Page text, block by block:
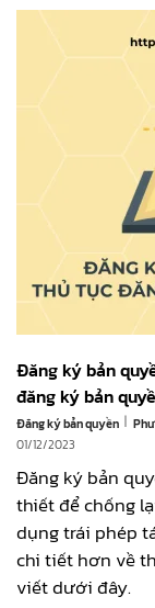
Đăng ký bản
đăng ký bản
Đăng ký bản quyền |
01/12/2023
Đăng ký bản
thiết để chống
dụng trái phép
chi tiết hơn về
viết dưới đây.